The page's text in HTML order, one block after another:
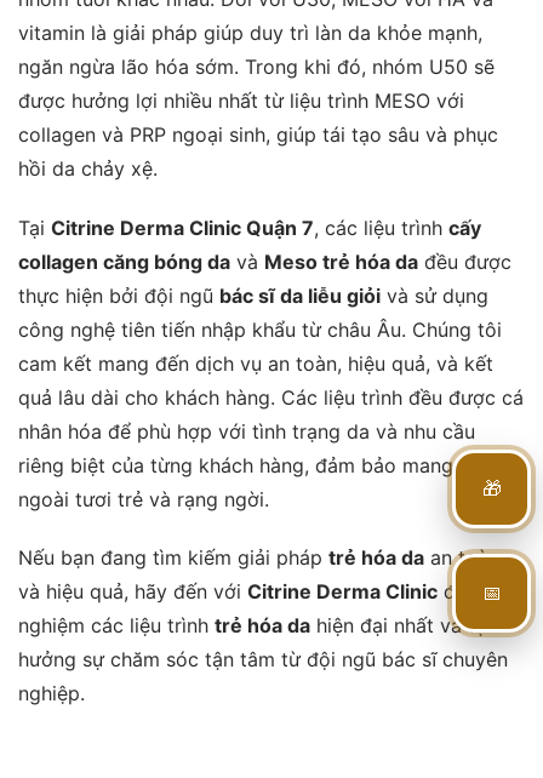
vitamin là giải pháp giúp duy trì làn da khỏe mạnh,
ngăn ngừa lão hóa sớm. Trong khi đó, nhóm U50 sẽ
được hưởng lợi nhiều nhất từ liệu trình MESO với
collagen và PRP ngoại sinh, giúp tái tạo sâu và phục
hồi da chảy xệ.
Tại Citrine Derma Clinic Quận 7, các liệu trình cấy
collagen căng bóng da và Meso trẻ hóa da đều được
thực hiện bởi đội ngũ bác sĩ da liễu giỏi và sử dụng
công nghệ tiên tiến nhập khẩu từ châu Âu. Chúng tôi
cam kết mang đến dịch vụ an toàn, hiệu quả, và kết
quả lâu dài cho khách hàng. Các liệu trình đều được cá
nhân hóa để phù hợp với tình trạng da và nhu cầu
riêng biệt của từng khách hàng, đảm bảo mang lại vẻ
ngoài tươi trẻ và rạng ngời.
Nếu bạn đang tìm kiếm giải pháp trẻ hóa da an toàn
và hiệu quả, hãy đến với Citrine Derma Clinic để trải
nghiệm các liệu trình trẻ hóa da hiện đại nhất và tận
hưởng sự chăm sóc tận tâm từ đội ngũ bác sĩ chuyên
nghiệp.
🎁
📅